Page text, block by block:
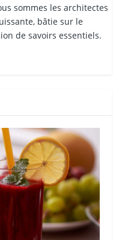
sommes les architectes
bâtie sur le
de savoirs essentiels.